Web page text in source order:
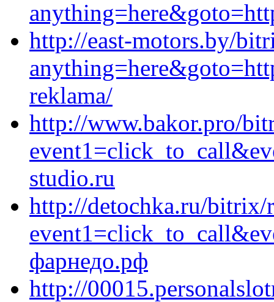
http://east-motors.by/
reklama/
http://www.bakor.pro/
studio.ru
http://detochka.ru/bitrix/
фарнедо.рф
http://